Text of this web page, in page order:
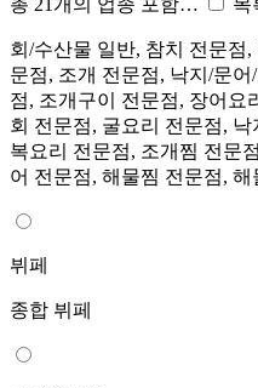
총 21개의 업종 포함…
목
회/수산물 일반, 참치 전문점
문점, 조개 전문점, 낙지/문
점, 조개구이 전문점, 장어요
회 전문점, 굴요리 전문점,
복요리 전문점, 조개찜 전문
어 전문점, 해물찜 전문점, 해
뷔페
종합 뷔페